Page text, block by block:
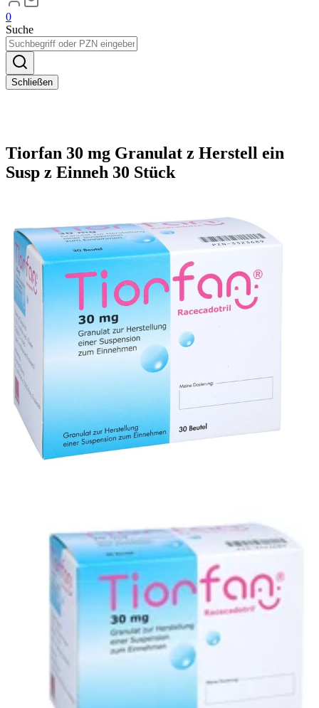
0
Suche
Schließen
Tiorfan 30 mg Granulat z Herstell ein
Susp z Einneh 30 Stück